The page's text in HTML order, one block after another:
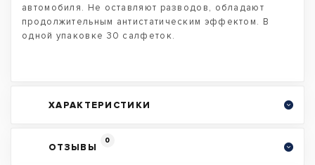
автомобиля. Не оставляют разводов, обладают
продолжительным антистатическим эффектом. В
одной упаковке 30 салфеток.
ХАРАКТЕРИСТИКИ
ОТЗЫВЫ
0